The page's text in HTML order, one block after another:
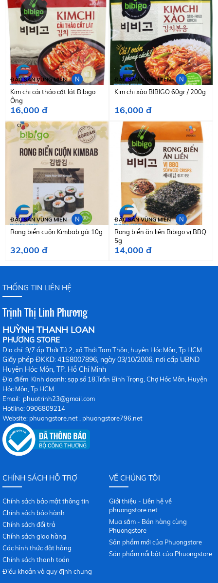
ĐẶC SẢN VÙNG MIỀN
N
Kim chi cải thảo cắt lát Bibigo
Ông
16,000 đ
ĐẶC SẢN VÙNG MIỀN
N
Kim chi xào BIBIGO 60gr / 200g
16,000 đ
ĐẶC SẢN VÙNG MIỀN
N
Rong biển cuộn Kimbab gói 10g
32,000 đ
ĐẶC SẢN VÙNG MIỀN
N
Rong biển ăn liền Bibigo vị BBQ
5g
14,000 đ
THỐNG TIN LIÊN HỆ
Trịnh Thị Linh Phương
HUỲNH THANH LOAN
PHƯƠNG STORE
Địa chỉ: 9/7 ấp Thới Tứ 2, xã Thới Tam Thôn, huyện Hóc Môn, Tp.HCM
Giấy phép ĐKKD:41S8007896, ngày 03/10/2006, nơi cấp UBND
Huyện Hóc Môn, TP. Hồ Chí Minh
Địa điểm Kinh doanh: sạp số 18,Trần Bình Trọng, Chợ Hóc Môn, Huyện
Hóc Môn, Tp.HCM
Email: phuotrinh23@gmail.com
Hotline: 0906809214
Website: phuongstore.net , phuongstore796.net
CHÍNH SÁCH HỖ TRỢ
Chính sách bảo mật thông tin
Chính sách bảo hành
Chính sách đổi trả
Chính sách giao hàng
Các hình thức đặt hàng
Chính sách thanh toán
Điều khoản và quy định chung
VỀ CHÚNG TÔI
Giới thiệu - Liên hệ về
phuongstore.net
Mua sắm - Bán hàng cùng
Phuongstore
Sản phẩm mới của Phuongstore
Sản phẩm nổi bật của Phuongstore